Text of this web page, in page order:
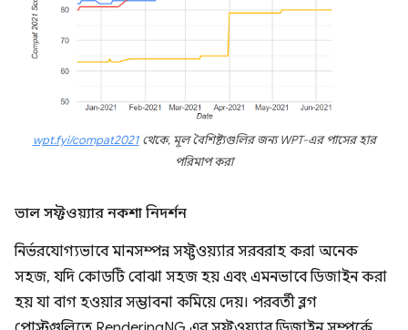
wpt.fyi/compat2021থেকে, মূল বৈশিষ্ট্যগুলির জন্য WPT-এর পাসের হার
পরিমাপ করা
ভাল সফ্টওয়্যার নকশা নিদর্শন
নির্ভরযোগ্যভাবে মানসম্পন্ন সফ্টওয়্যার সরবরাহ করা অনেক
সহজ, যদি কোডটি বোঝা সহজ হয় এবং এমনভাবে ডিজাইন করা
হয় যা বাগ হওয়ার সম্ভাবনা কমিয়ে দেয়। পরবর্তী ব্লগ